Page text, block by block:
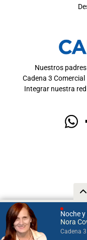
Noche y
Nora
Cadena 3
Nuestros
Cadena 3 Comercial
Integrar nuestra red